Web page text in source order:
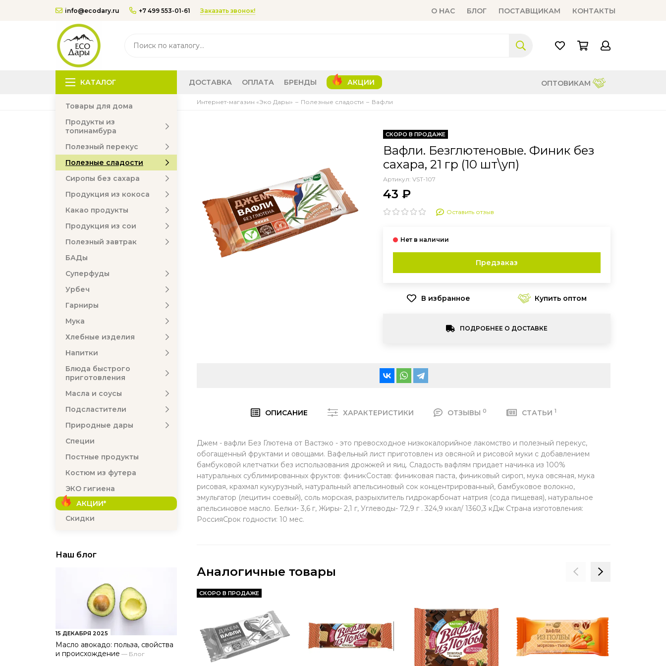
info@ecodary.ru +7 499 553-01-61 Заказать звонок! О НАС БЛОГ ПОСТАВЩИКАМ КОНТАКТЫ
КАТАЛОГ ДОСТАВКА ОПЛАТА БРЕНДЫ АКЦИИ ОПТОВИКАМ
Интернет-магазин «Эко Дары» Полезные сладости Вафли
Товары для дома
Продукты из
топинамбура
Полезный перекус
Полезные сладости
Сиропы без сахара
Продукция из кокоса
Какао продукты
Продукция из сои
Полезный завтрак
БАДы
Суперфуды
Урбеч
Гарниры
Мука
Хлебные изделия
Напитки
Блюда быстрого
приготовления
Масла и соусы
Подсластители
Природные дары
Специи
Постные продукты
Костюм из футера
ЭКО гигиена
АКЦИИ*
Скидки
Наш блог
15 ДЕКАБРЯ 2025
Масло авокадо: польза, свойства
и происхождение — Блог
СКОРО В ПРОДАЖЕ
Вафли. Безглютеновые. Финик без
сахара, 21 гр (10 шт\уп)
Артикул:VST-107
43 ₽
Оставить отзыв
Предзаказ
Купить оптом
ПОДРОБНЕЕ О ДОСТАВКЕ
ОПИСАНИЕ ХАРАКТЕРИСТИКИ ОТЗЫВЫ 0 СТАТЬИ 1
Джем - вафли Без Глютена от Вастэко - это превосходное низкокалорийное лакомство и полезный перекус,
обогащенный фруктами и овощами. Вафельный лист приготовлен из овсяной и рисовой муки с добавлением
бамбуковой клетчатки без использования дрожжей и яиц. Сладость вафлям придает начинка из 100%
натуральных сублимированных фруктов: финикСостав: финиковая паста, финиковый сироп, мука овсяная, мука
рисовая, крахмал кукурузный, натуральный апельсиновый сок концентрированный, бамбуковое волокно,
эмульгатор (лецитин соевый), соль морская, разрыхлитель гидрокарбонат натрия (сода пищевая), натуральное
апельсиновое масло. Белки- 3,6 г, Жиры- 2,1 г, Углеводы- 72,9 г . 324,9 ккал/ 1360,3 кДж Страна изготовления:
РоссияСрок годности: 10 мес.
Аналогичные товары
СКОРО В ПРОДАЖЕ